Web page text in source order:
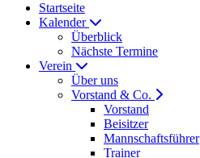
Startseite
Kalender
Überblick
Nächste Termine
Verein
Über uns
Vorstand & Co.
Vorstand
Beisitzer
Mannschaftsführer
Trainer